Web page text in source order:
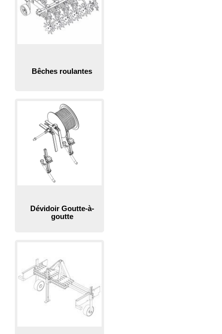
Bêches roulantes
Dévidoir Goutte-à-
goutte